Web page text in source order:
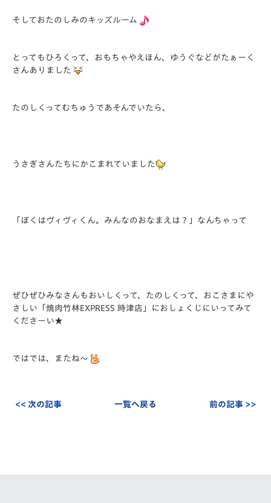
そしておたのしみのキッズルーム
とってもひろくって、おもちゃやえほん、ゆうぐなどがたぁーく
さんありました
たのしくってむちゅうであそんでいたら、
うさぎさんたちにかこまれていました
「ぼくはヴィヴィくん。みんなのおなまえは？」なんちゃって
ぜひぜひみなさんもおいしくって、たのしくって、おこさまにや
さしい「焼肉竹林EXPRESS 時津店」におしょくじにいってみて
くださーい★
ではでは、またね～
<< 次の記事 一覧へ戻る 前の記事 >>